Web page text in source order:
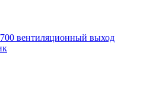
вентиляционный выход